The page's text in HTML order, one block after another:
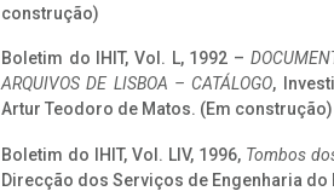
construção)
Boletim do IHIT, Vol. L, 1992 –
ARQUIVOS DE LISBOA – CATÁLOGO,
Artur Teodoro de Matos. (Em construção)
Boletim do IHIT, Vol. LIV, 1996, Tombos
Direcção dos Serviços de Engenharia do